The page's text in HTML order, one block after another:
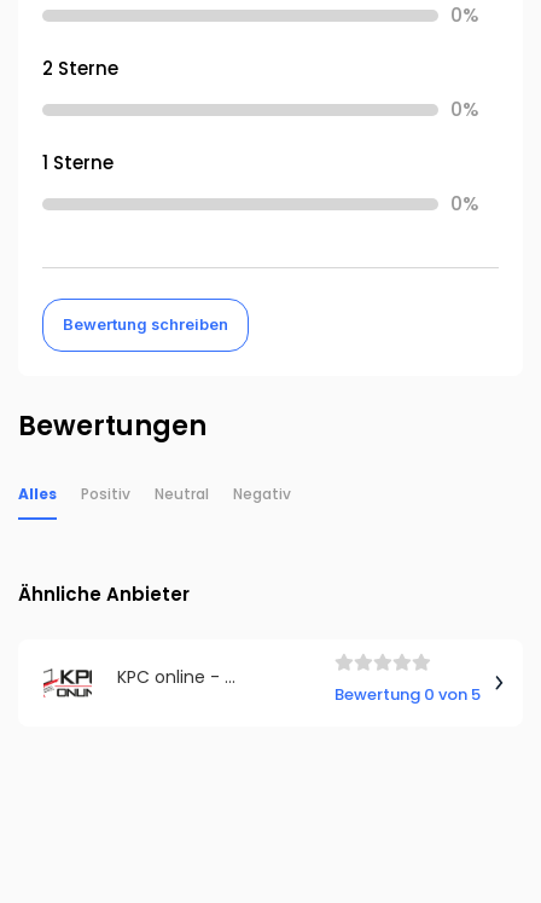
0%
2 Sterne
0%
1 Sterne
0%
Bewertung schreiben
Bewertungen
Alles Positiv Neutral Negativ
Ähnliche Anbieter
KPC online - greenyGARDEN Manufaktur
Bewertung 0 von 5